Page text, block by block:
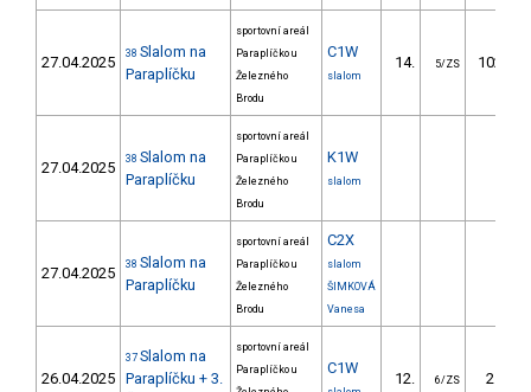
27.04.2025 38 Slalom na
Paraplíčku
sportovní areál
Paraplíčko u
Železného
Brodu
C1W
slalom
14. 5/ZS 102.20
27.04.2025 38 Slalom na
Paraplíčku
sportovní areál
Paraplíčko u
Železného
Brodu
K1W
slalom
27.04.2025 38 Slalom na
Paraplíčku
sportovní areál
Paraplíčko u
Železného
Brodu
C2X
slalom
ŠIMKOVÁ
Vanesa
26.04.2025
37 Slalom na
Paraplíčku + 3.
sportovní areál
Paraplíčko u
C1W
12. 6/ZS 21.80